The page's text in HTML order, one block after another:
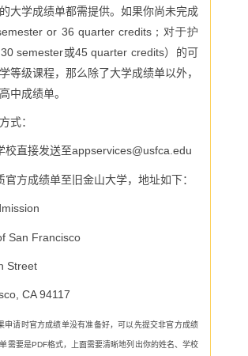
大学成绩单都需提供。如果你尚未完成
or 36 quarter credits；对于护
30semester或45 quarter credits）的可
等级课程，那么除了大学成绩单以外，
中成绩单。
式：
校直接发送至appservices@usfca.edu
官方成绩单至旧金山大学，地址如下：
San Francisco
Street
CA 94117
申请时官方成绩单没有准备好，可以先提交非官方成绩
需要是PDF格式，上面需要清晰地列出你的姓名、学校